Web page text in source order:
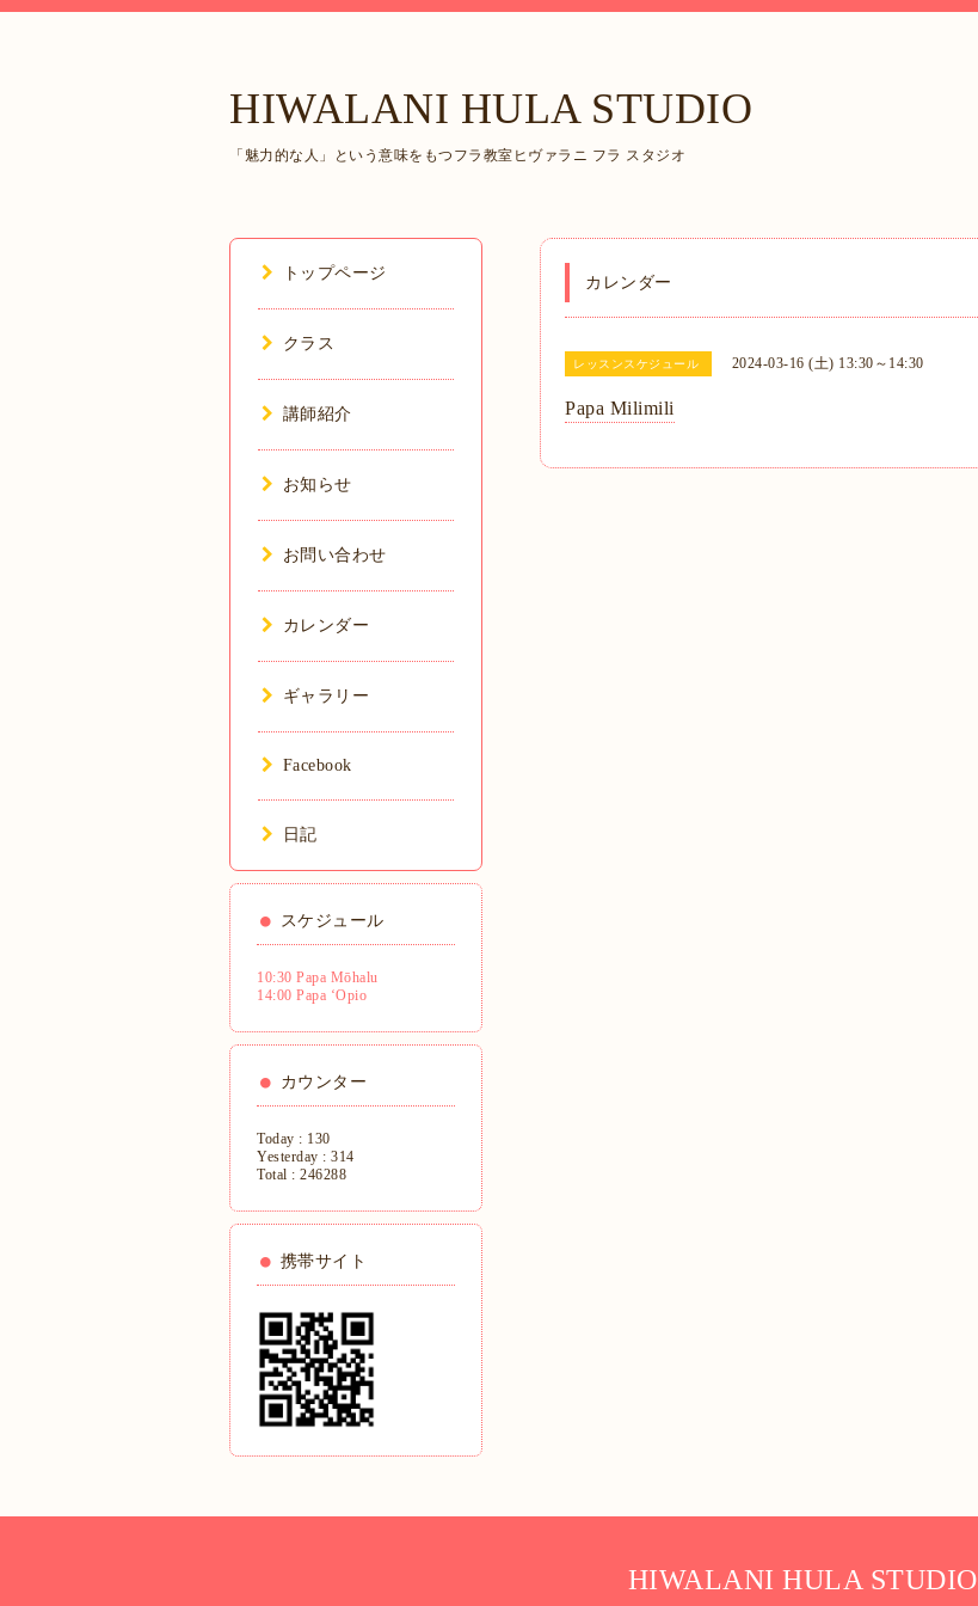
HIWALANI HULA STUDIO
「魅力的な人」という意味をもつフラ教室ヒヴァラニ フラ スタジオ
カレンダー
レッスンスケジュール 2024-03-16 (土) 13:30～14:30
Papa Milimili
トップページ
クラス
講師紹介
お知らせ
お問い合わせ
カレンダー
ギャラリー
Facebook
日記
スケジュール
10:30 Papa Mōhalu
14:00 Papa ʻOpio
カウンター
Today : 130
Yesterday : 314
Total : 246288
携帯サイト
HIWALANI HULA STUDIO